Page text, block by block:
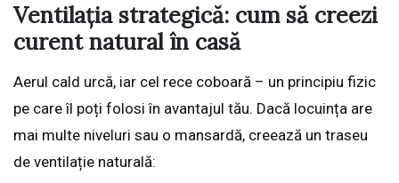
Ventilația strategică: cum să creezi
curent natural în casă
Aerul cald urcă, iar cel rece coboară – un principiu fizic
pe care îl poți folosi în avantajul tău. Dacă locuința are
mai multe niveluri sau o mansardă, creează un traseu
de ventilație naturală: